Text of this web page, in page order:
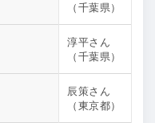
（千葉県）
淳平さん
（千葉県）
辰策さん
（東京都）